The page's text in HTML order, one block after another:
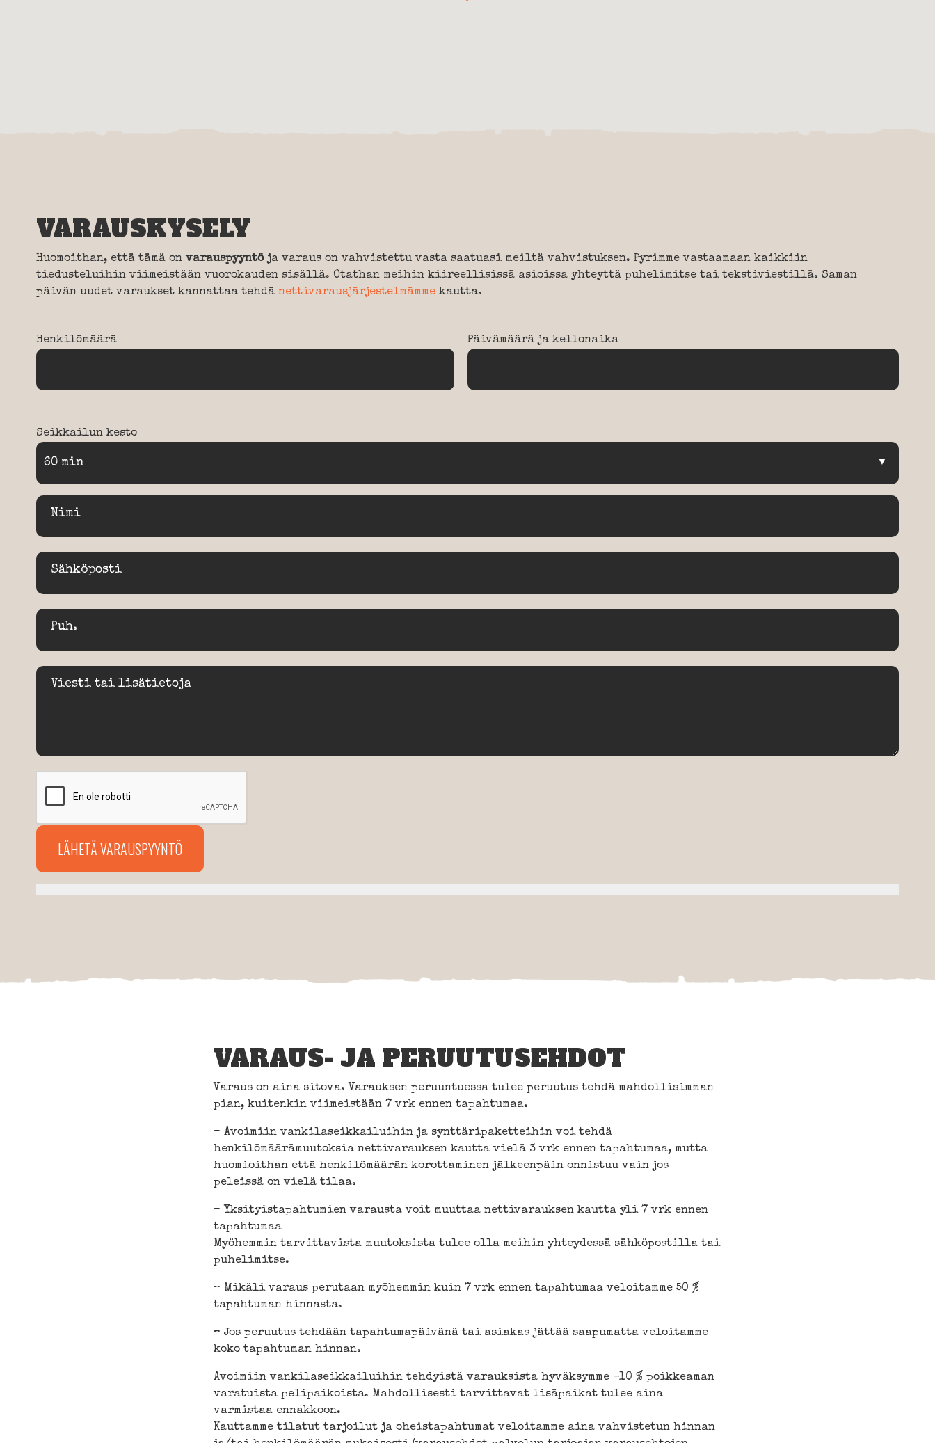
VARAUSKYSELY
Huomoithan, että tämä onvarauspyyntö ja varaus on vahvistettu vasta saatuasi meiltä vahvistuksen. Pyrimme vastaamaan kaikkiin
tiedusteluihin viimeistään vuorokauden sisällä. Otathan meihin kiireellisissä asioissa yhteyttä puhelimitse tai tekstiviestillä. Saman
päivän uudet varaukset kannattaa tehdä nettivarausjärjestelmämme kautta.
Henkilömäärä Päivämäärä ja kellonaika
Seikkailun kesto
Nimi
Sähköposti
Puh.
Viesti tai lisätietoja
VARAUS- JA PERUUTUSEHDOT
Varaus on aina sitova. Varauksen peruuntuessa tulee peruutus tehdä mahdollisimman
pian, kuitenkin viimeistään 7 vrk ennen tapahtumaa.
– Avoimiin vankilaseikkailuihin ja synttäripaketteihin voi tehdä
henkilömäärämuutoksia nettivarauksen kautta vielä 3 vrk ennen tapahtumaa, mutta
huomioithan että henkilömäärän korottaminen jälkeenpäin onnistuu vain jos
peleissä on vielä tilaa.
– Yksityistapahtumien varausta voit muuttaa nettivarauksen kautta yli 7 vrk ennen
tapahtumaa
Myöhemmin tarvittavista muutoksista tulee olla meihin yhteydessä sähköpostilla tai
puhelimitse.
– Mikäli varaus perutaan myöhemmin kuin 7 vrk ennen tapahtumaa veloitamme 50 %
tapahtuman hinnasta.
– Jos peruutus tehdään tapahtumapäivänä tai asiakas jättää saapumatta veloitamme
koko tapahtuman hinnan.
Avoimiin vankilaseikkailuihin tehdyistä varauksista hyväksymme -10 % poikkeaman
varatuista pelipaikoista. Mahdollisesti tarvittavat lisäpaikat tulee aina
varmistaa ennakkoon.
Kauttamme tilatut tarjoilut ja oheistapahtumat veloitamme aina vahvistetun hinnan